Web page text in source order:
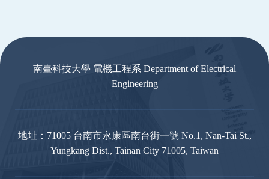
南臺科技大學 電機工程系 Department of Electrical
Engineering
地址：71005 台南市永康區南台街一號 No.1, Nan-Tai St.,
Yungkang Dist., Tainan City 71005, Taiwan